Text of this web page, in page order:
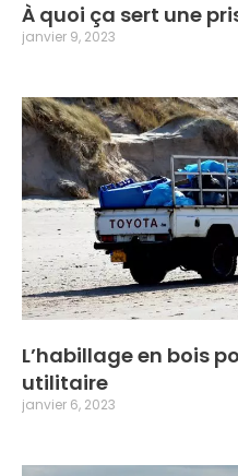
À quoi ça sert une
janvier 9, 2023
L’habillage en bois
utilitaire
janvier 6, 2023